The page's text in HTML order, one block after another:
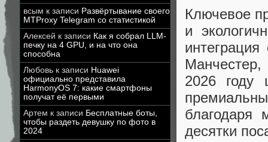
всым к записи Развёртывание своего
MTProxy Telegram со статистикой
Алексей к записи Как я собрал LLM-
печку на 4 GPU, и на что она
способна
Любовь к записи Huawei
официально представила
HarmonyOS 7: какие смартфоны
получат её первыми
Артем к записи Бесплатные боты,
чтобы раздеть девушку по фото в
2024
Ключевое
и
Манчестер,
2026 году
благодаря
десятки